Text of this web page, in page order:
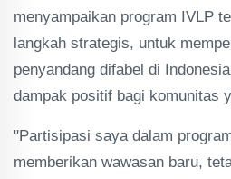
menyampaikan program IVLP
langkah strategis, untuk
penyandang difabel di
dampak positif bagi komunitas
"Partisipasi saya dalam
memberikan wawasan baru,